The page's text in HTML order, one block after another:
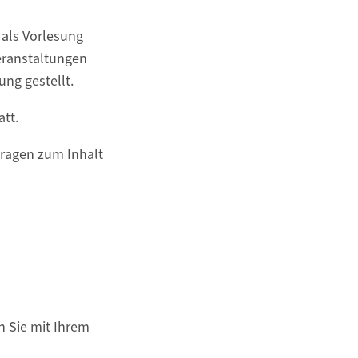
Vorlesung
gestellt.
zum Inhalt
Sie mit Ihrem